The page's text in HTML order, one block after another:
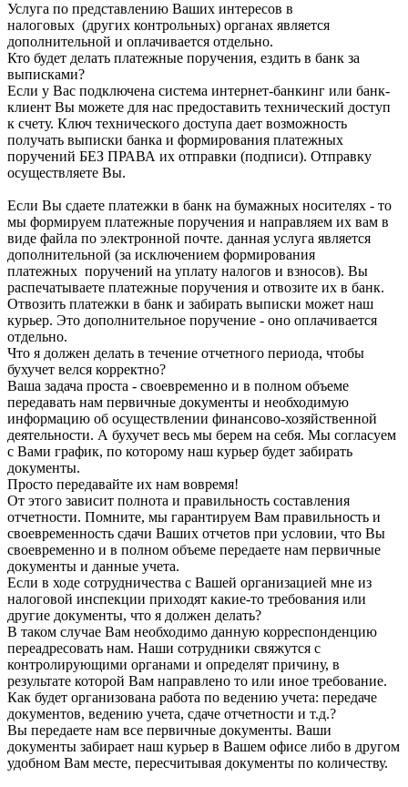
Услуга по представлению Ваших интересов в
налоговых (других контрольных) органах является
дополнительной и оплачивается отдельно.
Кто будет делать платежные поручения, ездить в банк за
выписками?
Если у Вас подключена система интернет-банкинг или банк-
клиент Вы можете для нас предоставить технический доступ
к счету. Ключ технического доступа дает возможность
получать выписки банка и формирования платежных
поручений БЕЗ ПРАВА их отправки (подписи). Отправку
осуществляете Вы.
Если Вы сдаете платежки в банк на бумажных носителях - то
мы формируем платежные поручения и направляем их вам в
виде файла по электронной почте. данная услуга является
дополнительной (за исключением формирования
платежных поручений на уплату налогов и взносов). Вы
распечатываете платежные поручения и отвозите их в банк.
Отвозить платежки в банк и забирать выписки может наш
курьер. Это дополнительное поручение - оно оплачивается
отдельно.
Что я должен делать в течение отчетного периода, чтобы
бухучет велся корректно?
Ваша задача проста - своевременно и в полном объеме
передавать нам первичные документы и необходимую
информацию об осуществлении финансово-хозяйственной
деятельности. А бухучет весь мы берем на себя. Мы согласуем
с Вами график, по которому наш курьер будет забирать
документы.
Просто передавайте их нам вовремя!
От этого зависит полнота и правильность составления
отчетности. Помните, мы гарантируем Вам правильность и
своевременность сдачи Ваших отчетов при условии, что Вы
своевременно и в полном объеме передаете нам первичные
документы и данные учета.
Если в ходе сотрудничества с Вашей организацией мне из
налоговой инспекции приходят какие-то требования или
другие документы, что я должен делать?
В таком случае Вам необходимо данную корреспонденцию
переадресовать нам. Наши сотрудники свяжутся с
контролирующими органами и определят причину, в
результате которой Вам направлено то или иное требование.
Как будет организована работа по ведению учета: передаче
документов, ведению учета, сдаче отчетности и т.д.?
Вы передаете нам все первичные документы. Ваши
документы забирает наш курьер в Вашем офисе либо в другом
удобном Вам месте, пересчитывая документы по количеству.